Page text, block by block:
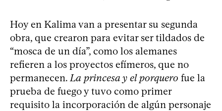
Hoy en Kalima van a presentar su segunda
obra, que crearon para evitar ser tildados de
“mosca de un día”, como los alemanes
refieren a los proyectos efímeros, que no
permanecen.La princesa y el porquero fue la
prueba de fuego y tuvo como primer
requisito la incorporación de algún personaje